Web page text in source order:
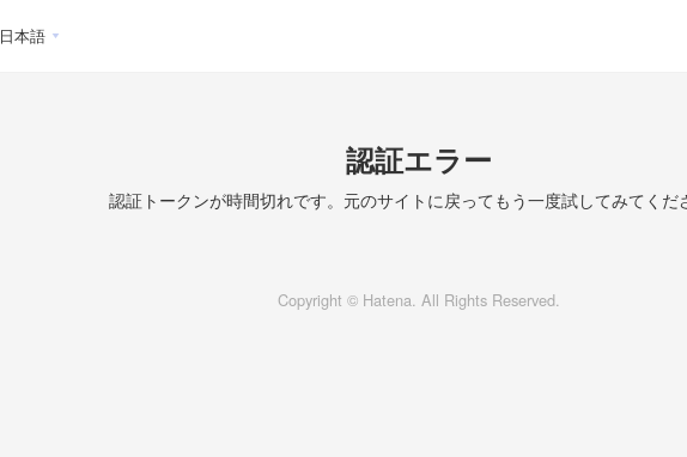
日本語
認証エラー
認証トークンが時間切れです。元のサイトに戻ってもう一度試してみてくだ
Copyright © Hatena. All Rights Reserved.